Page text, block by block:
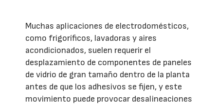
Muchas aplicaciones de electrodomésticos,
como frigoríficos, lavadoras y aires
acondicionados, suelen requerir el
desplazamiento de componentes de paneles
de vidrio de gran tamaño dentro de la planta
antes de que los adhesivos se fijen, y este
movimiento puede provocar desalineaciones